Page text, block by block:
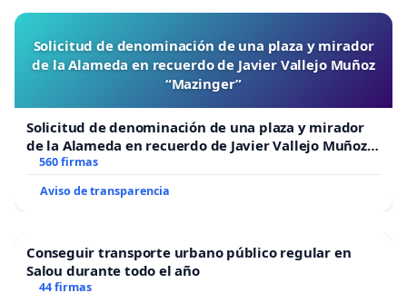
Solicitud de denominación de una plaza y mirador
de la Alameda en recuerdo de Javier Vallejo Muñoz
“Mazinger”
Solicitud de denominación de una plaza y mirador
de la Alameda en recuerdo de Javier Vallejo Muñoz
“Mazinger”
560 firmas
Aviso de transparencia
Conseguir transporte urbano público regular en
Salou durante todo el año
44 firmas